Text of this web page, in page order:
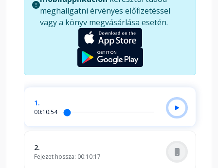
meghallgatni érvényes előfizetéssel
vagy a könyv megvásárlása esetén.
1.
00:10:54
2.
Fejezet hossza: 00:10:17